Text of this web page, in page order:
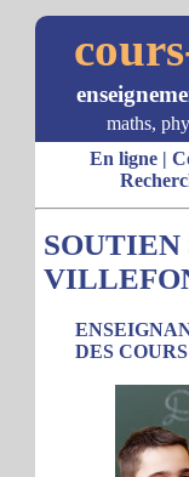
maths,
En ligne|
DES